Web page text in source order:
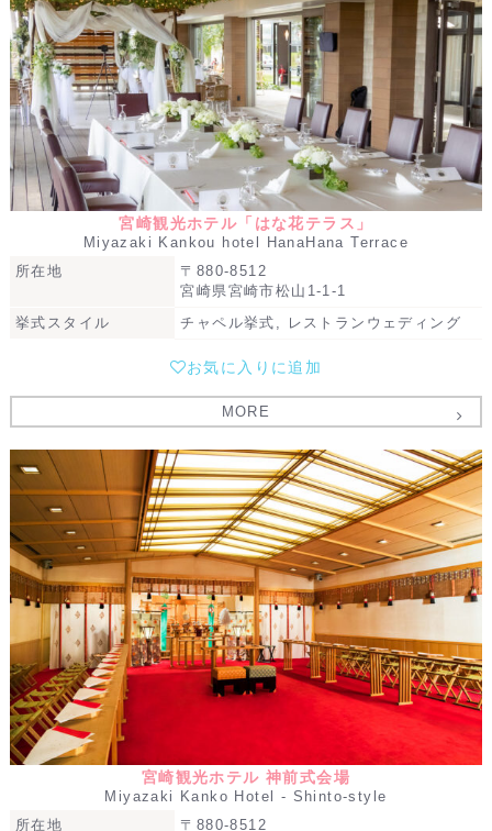
宮崎観光ホテル「はな花テラス」
Miyazaki Kankou hotel HanaHana Terrace
所在地
〒880-8512
宮崎県宮崎市松山1-1-1
挙式スタイル
チャペル挙式, レストランウェディング
お気に入りに追加
MORE
宮崎観光ホテル 神前式会場
Miyazaki Kanko Hotel - Shinto-style
所在地
〒880-8512